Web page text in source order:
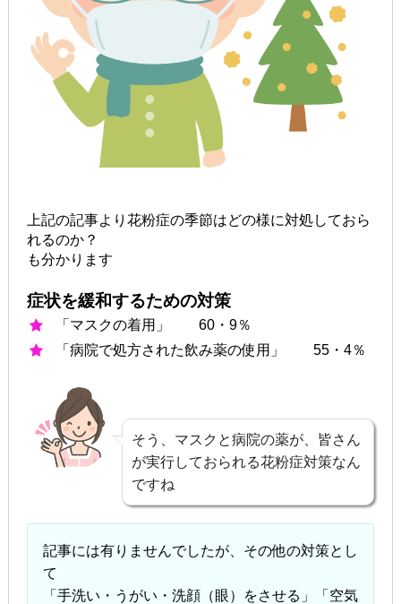
上記の記事より花粉症の季節はどの様に対処しておら
れるのか？
も分かります
症状を緩和するための対策
「マスクの着用」 60・9％
「病院で処方された飲み薬の使用」 55・4％
そう、マスクと病院の薬が、皆さん
が実行しておられる花粉症対策なん
ですね
記事には有りませんでしたが、その他の対策とし
て
「手洗い・うがい・洗顔（眼）をさせる」「空気